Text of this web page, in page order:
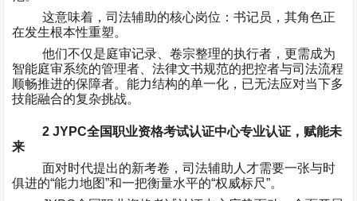
这意味着，司法辅助的核心岗位：书记员，其角色正
在发生根本性重塑。
他们不仅是庭审记录、卷宗整理的执行者，更需成为
智能庭审系统的管理者、法律文书规范的把控者与司法流程
顺畅推进的保障者。能力结构的单一化，已无法应对当下多
技能融合的复杂挑战。
2 JYPC全国职业资格考试认证中心专业认证，赋能未
来
面对时代提出的新考卷，司法辅助人才需要一张与时
俱进的“能力地图”和一把衡量水平的“权威标尺”。